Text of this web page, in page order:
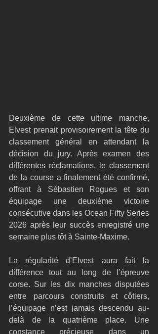
Deuxième de cette ultime manche,
Elvest prenait provisoirement la tête du
classement général en attendant la
décision du jury. Après examen des
différentes réclamations, le classement
de la course a finalement été confirmé,
offrant à Sébastien Rogues et son
équipage une deuxième victoire
consécutive dans les Ocean Fifty Series
2026 après leur succès enregistré une
semaine plus tôt à Sainte-Maxime.
La régularité d’Elvest aura fait la
différence tout au long de l’épreuve
corse. Sur les dix manches disputées
entre parcours construits et côtiers,
l’équipage n’est jamais descendu au-
delà de la quatrième place. Une
constance précieuse dans un